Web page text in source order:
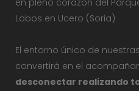
en pleno corazón del
Lobos en Ucero (Soria)
El entorno único de
convertirá en el
desconectar realizando